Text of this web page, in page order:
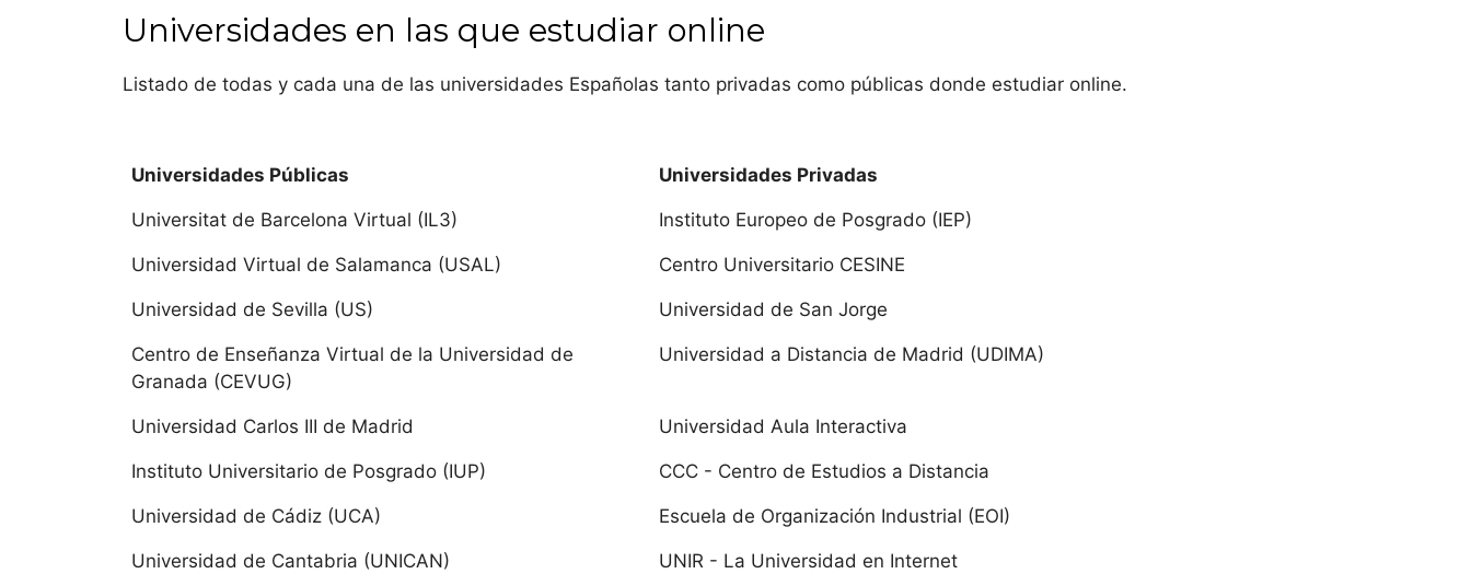
Universidad de Málaga
Canarias
Universidad de Las Palmas de Gran Canaria
Universidades en las que estudiar online
Listado de todas y cada una de las universidades Españolas tanto privadas como públicas donde estudiar online.
Universidades Públicas Universidades Privadas
Universitat de Barcelona Virtual (IL3) Instituto Europeo de Posgrado (IEP)
Universidad Virtual de Salamanca (USAL) Centro Universitario CESINE
Universidad de Sevilla (US) Universidad de San Jorge
Centro de Enseñanza Virtual de la Universidad de
Granada (CEVUG)
Universidad a Distancia de Madrid (UDIMA)
Universidad Carlos III de Madrid Universidad Aula Interactiva
Instituto Universitario de Posgrado (IUP) CCC - Centro de Estudios a Distancia
Universidad de Cádiz (UCA) Escuela de Organización Industrial (EOI)
Universidad de Cantabria (UNICAN) UNIR - La Universidad en Internet